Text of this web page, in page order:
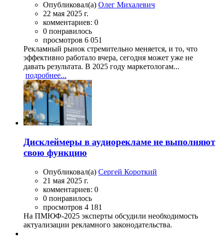
Опубликовал(а) Олег Михалевич
22 мая 2025 г.
комментариев: 0
0 понравилось
просмотров 6 051
Рекламный рынок стремительно меняется, и то, что
эффективно работало вчера, сегодня может уже не
давать результата. В 2025 году маркетологам...
подробнее...
Дисклеймеры в аудиорекламе не выполняют
свою функцию
Опубликовал(а) Сергей Короткий
21 мая 2025 г.
комментариев: 0
0 понравилось
просмотров 4 181
На ПМЮФ-2025 эксперты обсудили необходимость
актуализации рекламного законодательства.